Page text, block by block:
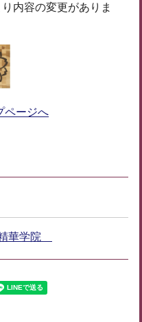
内容の変更がありま
ページへ
華学院